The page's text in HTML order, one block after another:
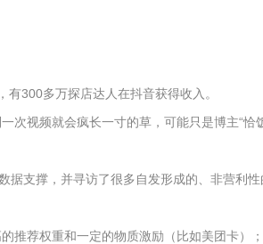
300多万探店达人在抖音获得收入。
视频就会疯长一寸的草，可能只是博主“
支撑，并寻访了很多自发形成的、非营利
荐权重和一定的物质激励（比如美团卡）